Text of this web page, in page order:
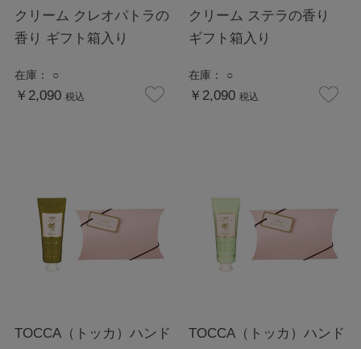
クリーム クレオパトラの
香り ギフト箱入り
在庫： ○
￥2,090 税込
クリーム ステラの香り
ギフト箱入り
在庫： ○
￥2,090 税込
TOCCA（トッカ）ハンド
TOCCA（トッカ）ハンド